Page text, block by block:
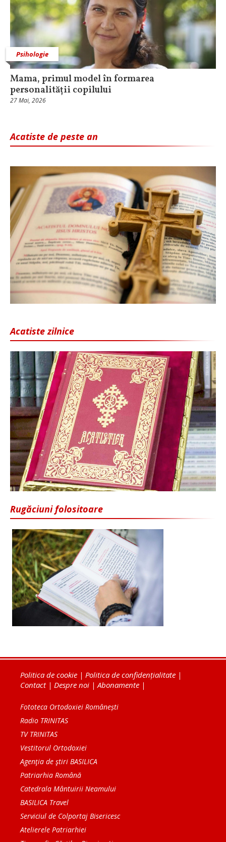
Psihologie
Mama, primul model în formarea
personalității copilului
27 Mai, 2026
Acatiste de peste an
Acatiste zilnice
Rugăciuni folositoare
Politica de cookie | Politica de confidențialitate |
Contact| Despre noi | Abonamente |
Fototeca Ortodoxiei Românești
Radio TRINITAS
TV TRINITAS
Vestitorul Ortodoxiei
Agenţia de ştiri BASILICA
Patriarhia Română
Catedrala Mântuirii Neamului
BASILICA Travel
Serviciul de Colportaj Bisericesc
Atelierele Patriarhiei